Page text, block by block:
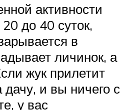
активности
до 40 суток,
в
личинок, а
жук прилетит
и вы ничего с
у вас